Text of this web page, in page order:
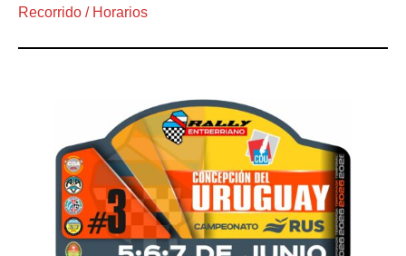
Recorrido / Horarios